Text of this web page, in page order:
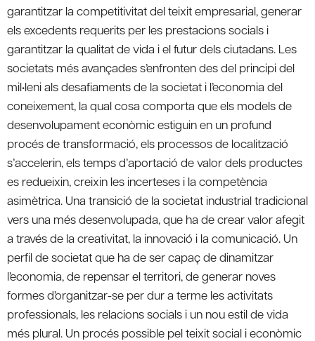
garantitzar la competitivitat del teixit empresarial, generar
els excedents requerits per les prestacions socials i
garantitzar la qualitat de vida i el futur dels ciutadans. Les
societats més avançades s’enfronten des del principi del
mil•leni als desafiaments de la societat i l’economia del
coneixement, la qual cosa comporta que els models de
desenvolupament econòmic estiguin en un profund
procés de transformació, els processos de localització
s’accelerin, els temps d’aportació de valor dels productes
es redueixin, creixin les incerteses i la competència
asimètrica. Una transició de la societat industrial tradicional
vers una més desenvolupada, que ha de crear valor afegit
a través de la creativitat, la innovació i la comunicació. Un
perfil de societat que ha de ser capaç de dinamitzar
l’economia, de repensar el territori, de generar noves
formes d’organitzar-se per dur a terme les activitats
professionals, les relacions socials i un nou estil de vida
més plural. Un procés possible pel teixit social i econòmic